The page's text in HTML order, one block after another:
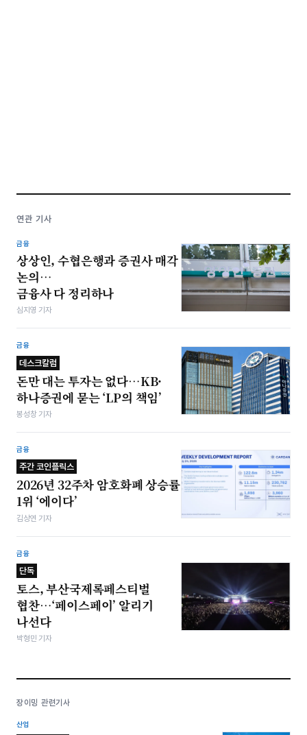
연관 기사
금융
상상인, 수협은행과 증권사 매각
논의…
금융사 다 정리하나
심지영 기자
금융
데스크칼럼
돈만 대는 투자는 없다…KB·
하나증권에 묻는 ‘LP의 책임’
봉성창 기자
금융
주간 코인플릭스
2026년 32주차 암호화폐 상승률
1위 ‘에이다’
김상연 기자
금융
단독
토스, 부산국제록페스티벌
협찬…‘페이스페이’ 알리기
나선다
박형민 기자
장이밍 관련기사
산업